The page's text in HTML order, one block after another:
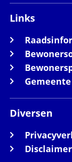
Links
Diversen
Disclaimer